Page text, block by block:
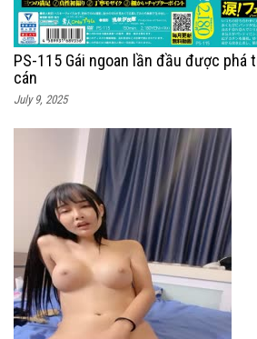
PS-115 Gái ngoan lần đầu được phá
cán
July 9, 2025